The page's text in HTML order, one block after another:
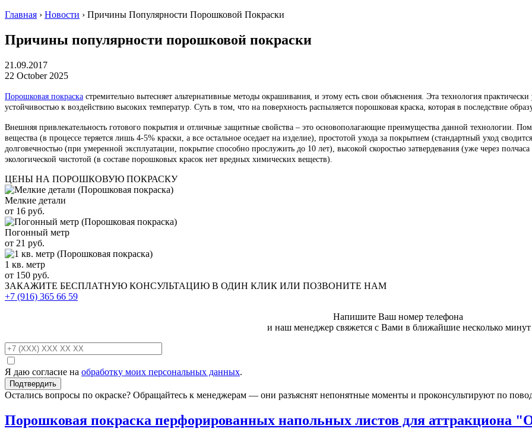
Главная › Новости › Причины Популярности Порошковой Покраски
Причины популярности порошковой покраски
21.09.2017
22 October 2025
Порошковая покраска стремительно вытесняет альтернативные методы окрашивания, и этому есть свои объяснения. Эта технология
устойчивостью к воздействию высоких температур. Суть в том, что на поверхность распыляется порошковая краска, которая в последствие
Внешняя привлекательность готового покрытия и отличные защитные свойства – это основополагающие преимущества данной технологии.
вещества (в процессе теряется лишь 4-5% краски, а все остальное оседает на изделие), простотой ухода за покрытием (стандартный уход
долговечностью (при умеренной эксплуатации, покрытие способно прослужить до 10 лет), высокой скоростью затвердевания (уже через
экологической чистотой (в составе порошковых красок нет вредных химических веществ).
ЦЕНЫ НА ПОРОШКОВУЮ ПОКРАСКУ
Мелкие детали
от 16 руб.
Погонный метр
от 21 руб.
1 кв. метр
от 150 руб.
ЗАКАЖИТЕ БЕСПЛАТНУЮ КОНСУЛЬТАЦИЮ В ОДИН КЛИК ИЛИ ПОЗВОНИТЕ НАМ
+7 (916) 365 66 59
Напишите Ваш номер телефона
и наш менеджер свяжется с Вами в ближайшие несколько минут
Я даю согласие на обработку моих персональных данных.
Остались вопросы по окраске? Обращайтесь к менеджерам — они разъяснят непонятные моменты и проконсультируют по
Порошковая покраска перфорированных напольных листов для аттракциона